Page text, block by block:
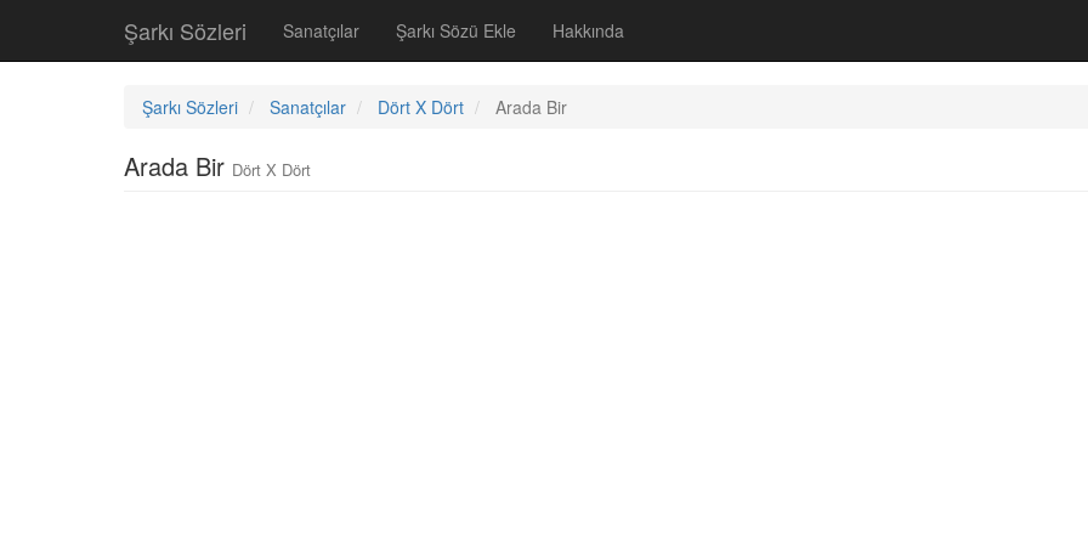
Şarkı Sözleri Sanatçılar Şarkı Sözü Ekle Hakkında
Şarkı Sözleri Sanatçılar Dört X Dört Arada Bir
Arada Bir Dört X Dört